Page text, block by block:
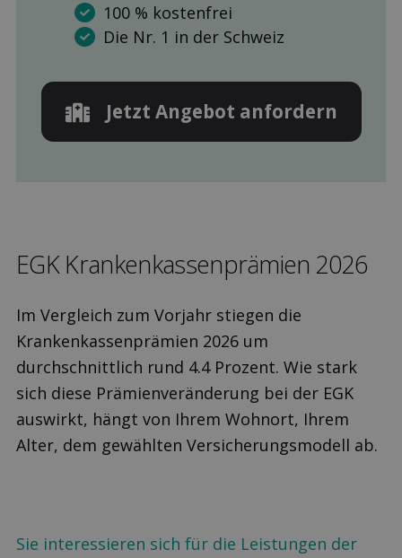
100 % kostenfrei
Die Nr. 1 in der Schweiz
Jetzt Angebot anfordern
EGK Kranken­kassen­prämien 2026
Im Vergleich zum Vorjahr stiegen die
Krankenkassenprämien 2026 um
durchschnittlich rund 4.4 Prozent. Wie stark
sich diese Prämienveränderung bei der EGK
auswirkt, hängt von Ihrem Wohnort, Ihrem
Alter, dem gewählten Versicherungsmodell ab.
Sie interessieren sich für die Leistungen der